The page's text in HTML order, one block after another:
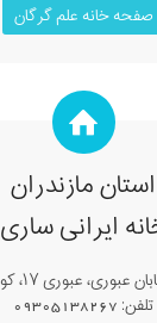
صفحه خانه علم گرگان
استان مازندران
ایرانی ساری
عبوری ۱۷، کوچه هنرمندان
تلفن: 09305138267